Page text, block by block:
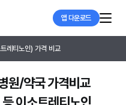
앱 다운로드
레티노인) 가격 비교
원/약국 가격비교